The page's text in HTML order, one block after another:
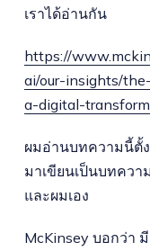
เราได้อ่านกัน
https://
ai/our-insights/
a-digital-
ผมอ่านบทความนี้ตั้
มาเขียนเป็นบทควา
และผมเอง
McKinsey บอกว่า มี